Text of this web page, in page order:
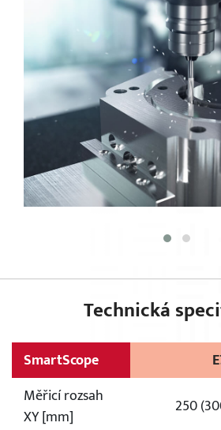
Technická
SmartScope
Měřicí rozsah
XY [mm]
250